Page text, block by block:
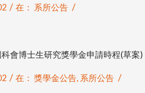
/ 在： 系所公告 /
會博士生研究獎學金申請時程(草案)
/ 在： 獎學金公告, 系所公告 /